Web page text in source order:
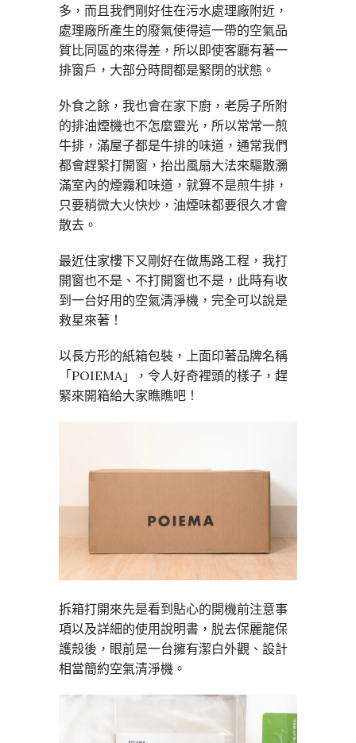
多，而且我們剛好住在污水處理廠附近，
處理廠所產生的廢氣使得這一帶的空氣品
質比同區的來得差，所以即使客廳有著一
排窗戶，大部分時間都是緊閉的狀態。
外食之餘，我也會在家下廚，老房子所附
的排油煙機也不怎麼靈光，所以常常一煎
牛排，滿屋子都是牛排的味道，通常我們
都會趕緊打開窗，抬出風扇大法來驅散瀰
滿室內的煙霧和味道，就算不是煎牛排，
只要稍微大火快炒，油煙味都要很久才會
散去。
最近住家樓下又剛好在做馬路工程，我打
開窗也不是、不打開窗也不是，此時有收
到一台好用的空氣清淨機，完全可以說是
救星來著！
以長方形的紙箱包裝，上面印著品牌名稱
「POIEMA」，令人好奇裡頭的樣子，趕
緊來開箱給大家瞧瞧吧！
拆箱打開來先是看到貼心的開機前注意事
項以及詳細的使用說明書，脱去保麗龍保
護殼後，眼前是一台擁有潔白外觀、設計
相當簡約空氣清淨機。